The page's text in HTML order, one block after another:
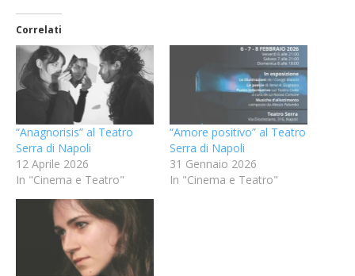
Correlati
“Anagnorisis” al Teatro
Serra di Napoli
12 Aprile 2026
In "Cinema e Teatro"
“Amore positivo” al Teatro
Serra di Napoli
31 Gennaio 2026
In "Cinema e Teatro"